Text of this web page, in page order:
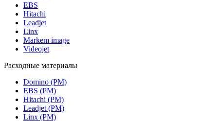
EBS
Hitachi
Leadjet
Linx
Markem image
Videojet
Расходные материалы
Domino (РМ)
EBS (РМ)
Hitachi (РМ)
Leadjet (РМ)
Linx (РМ)